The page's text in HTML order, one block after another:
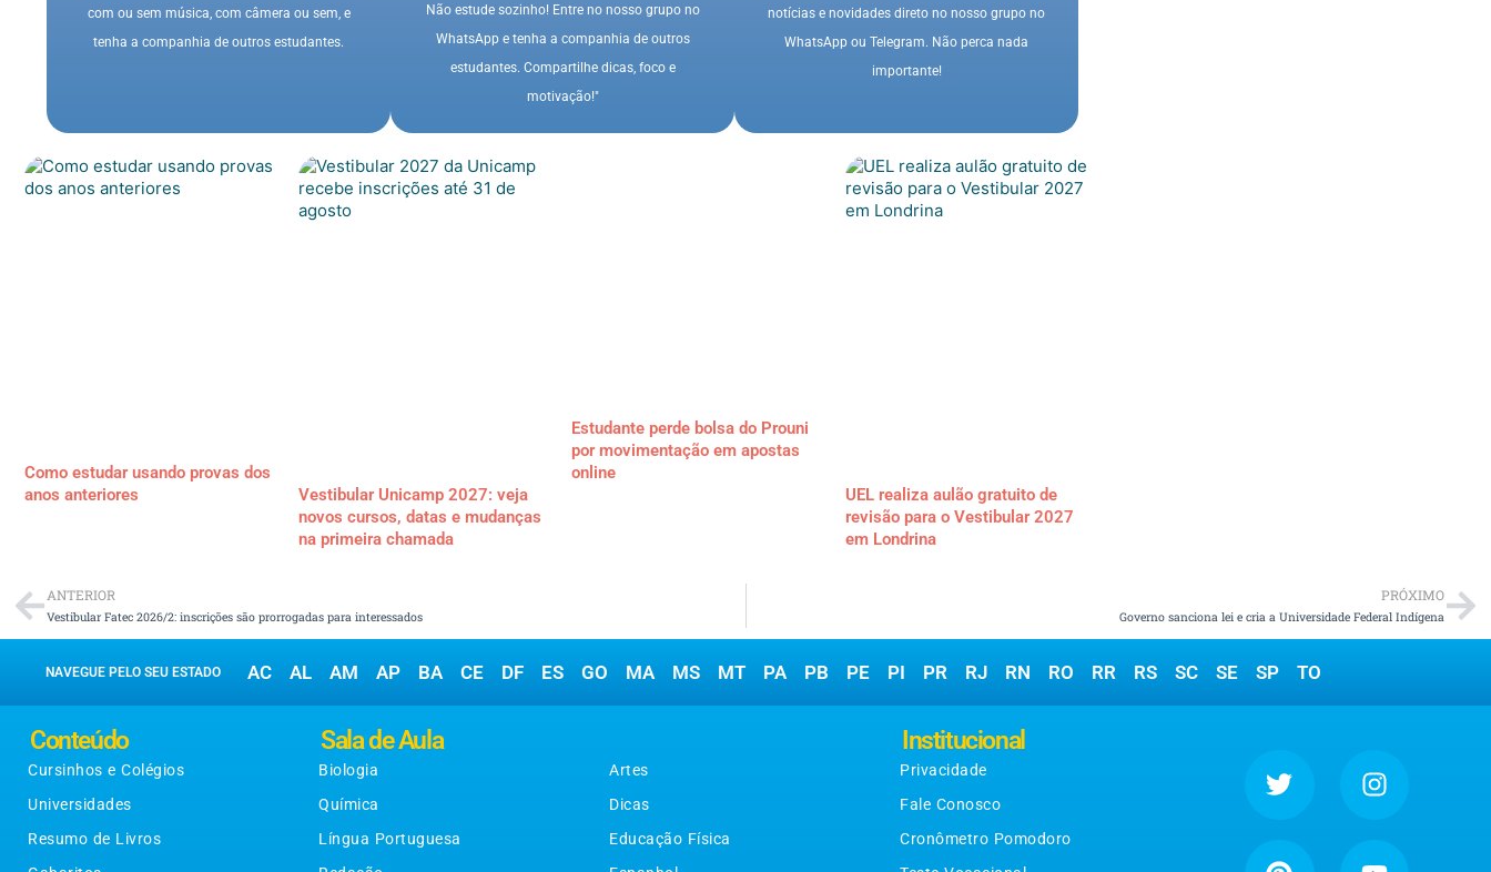
com ou sem música, com câmera ou sem, e
tenha a companhia de outros estudantes.
Não estude sozinho! Entre no nosso grupo no
WhatsApp e tenha a companhia de outros
estudantes. Compartilhe dicas, foco e
motivação!"
notícias e novidades direto no nosso grupo no
WhatsApp ou Telegram. Não perca nada
importante!
Como estudar usando provas dos
anos anteriores
Vestibular Unicamp 2027: veja
novos cursos, datas e mudanças
na primeira chamada
Estudante perde bolsa do Prouni
por movimentação em apostas
online
UEL realiza aulão gratuito de
revisão para o Vestibular 2027
em Londrina
ANTERIOR
Vestibular Fatec 2026/2: inscrições são prorrogadas para interessados
PRÓXIMO
Governo sanciona lei e cria a Universidade Federal Indígena
NAVEGUE PELO SEU ESTADO AC AL AM AP BA CE DF ES GO MA MS MT PA PB PE PI PR RJ RN RO RR RS SC SE SP TO
Conteúdo
Cursinhos e Colégios
Universidades
Resumo de Livros
Sala de Aula
Biologia
Química
Língua Portuguesa
Artes
Dicas
Educação Física
Institucional
Privacidade
Fale Conosco
Cronômetro Pomodoro